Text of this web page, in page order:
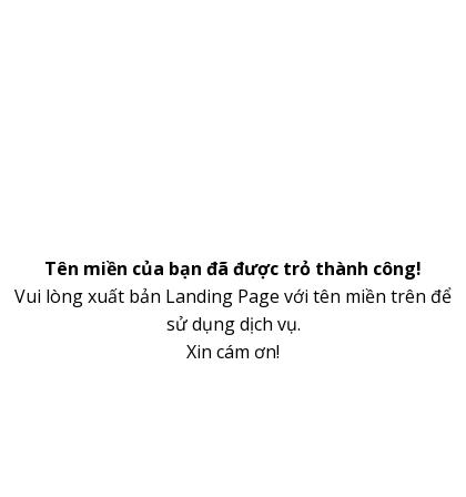
Tên miền của bạn đã được trỏ thành công!
Vui lòng xuất bản Landing Page với tên miền trên để
sử dụng dịch vụ.
Xin cám ơn!